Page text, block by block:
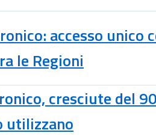
accesso unico
le Regioni
cresciute del
utilizzano